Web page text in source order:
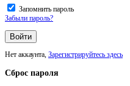
Запомнить пароль
Забыли пароль?
Нет аккаунта, Зарегистрируйтесь здесь
Сброс пароля